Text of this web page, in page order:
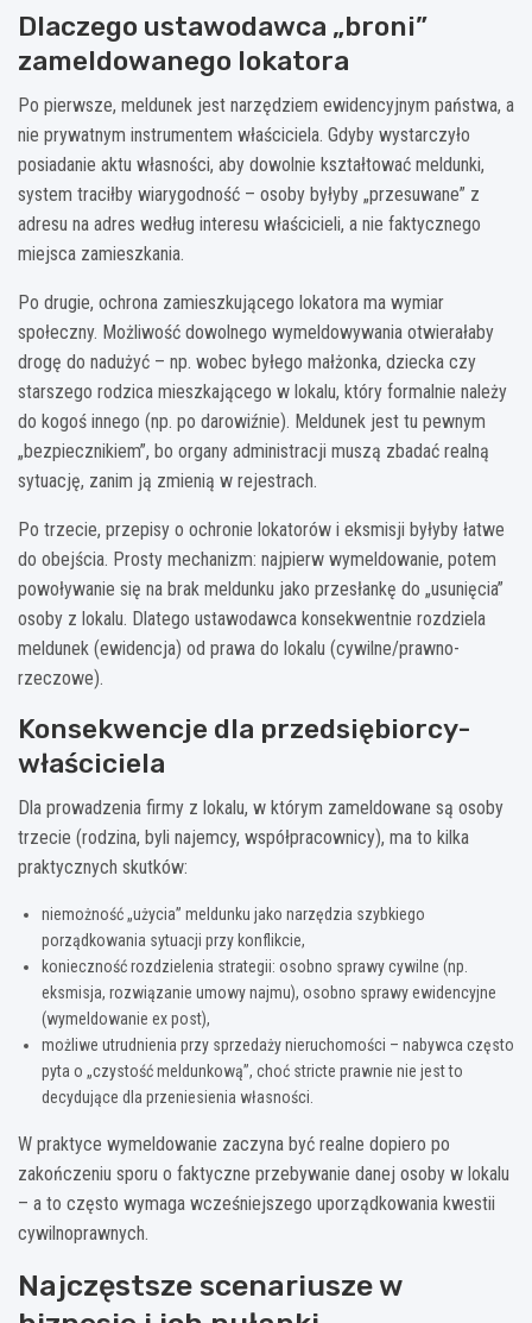
Dlaczego ustawodawca „broni”
zameldowanego lokatora
Po pierwsze, meldunek jest narzędziem ewidencyjnym państwa, a
nie prywatnym instrumentem właściciela. Gdyby wystarczyło
posiadanie aktu własności, aby dowolnie kształtować meldunki,
system traciłby wiarygodność – osoby byłyby „przesuwane” z
adresu na adres według interesu właścicieli, a nie faktycznego
miejsca zamieszkania.
Po drugie, ochrona zamieszkującego lokatora ma wymiar
społeczny. Możliwość dowolnego wymeldowywania otwierałaby
drogę do nadużyć – np. wobec byłego małżonka, dziecka czy
starszego rodzica mieszkającego w lokalu, który formalnie należy
do kogoś innego (np. po darowiźnie). Meldunek jest tu pewnym
„bezpiecznikiem”, bo organy administracji muszą zbadać realną
sytuację, zanim ją zmienią w rejestrach.
Po trzecie, przepisy o ochronie lokatorów i eksmisji byłyby łatwe
do obejścia. Prosty mechanizm: najpierw wymeldowanie, potem
powoływanie się na brak meldunku jako przesłankę do „usunięcia”
osoby z lokalu. Dlatego ustawodawca konsekwentnie rozdziela
meldunek (ewidencja) od prawa do lokalu (cywilne/prawno-
rzeczowe).
Konsekwencje dla przedsiębiorcy-
właściciela
Dla prowadzenia firmy z lokalu, w którym zameldowane są osoby
trzecie (rodzina, byli najemcy, współpracownicy), ma to kilka
praktycznych skutków:
niemożność „użycia” meldunku jako narzędzia szybkiego
porządkowania sytuacji przy konflikcie,
konieczność rozdzielenia strategii: osobno sprawy cywilne (np.
eksmisja, rozwiązanie umowy najmu), osobno sprawy ewidencyjne
(wymeldowanie ex post),
możliwe utrudnienia przy sprzedaży nieruchomości – nabywca często
pyta o „czystość meldunkową”, choć stricte prawnie nie jest to
decydujące dla przeniesienia własności.
W praktyce wymeldowanie zaczyna być realne dopiero po
zakończeniu sporu o faktyczne przebywanie danej osoby w lokalu
– a to często wymaga wcześniejszego uporządkowania kwestii
cywilnoprawnych.
Najczęstsze scenariusze w